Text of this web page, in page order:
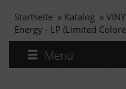
Startseite » Katalog »
Energy - LP (Limited
Menü